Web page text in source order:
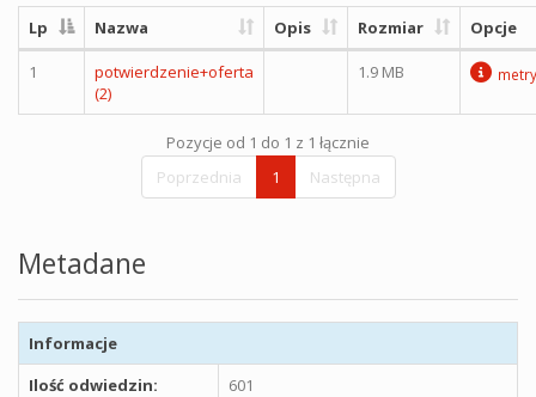
Lp Nazwa Opis Rozmiar Opcje
1
potwierdzenie+oferta
(2)
1.9 MB
Pozycje od 1 do 1 z 1 łącznie
Poprzednia
1 Następna
Metadane
Informacje
Ilość odwiedzin:
601